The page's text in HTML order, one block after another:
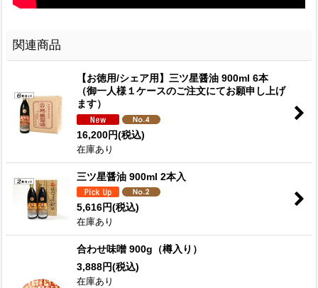
関連商品
【お徳用/シェア用】三ツ星醤油 900ml 6本
（御一人様１ケースのご注文にてお願申し上げ
ます）
16,200円(税込)
在庫あり
三ツ星醤油 900ml 2本入
5,616円(税込)
在庫あり
合わせ味噌 900g（樽入り）
3,888円(税込)
在庫あり